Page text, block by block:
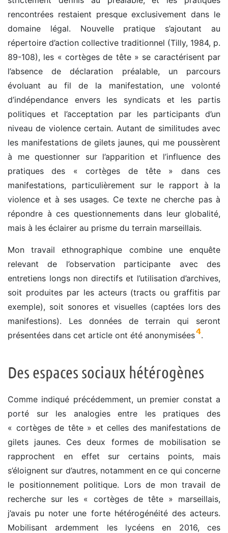
rencontrées restaient presque exclusivement dans le
domaine légal. Nouvelle pratique s’ajoutant au
répertoire d’action collective traditionnel (Tilly, 1984, p.
89-108), les « cortèges de tête » se caractérisent par
l’absence de déclaration préalable, un parcours
évoluant au fil de la manifestation, une volonté
d’indépendance envers les syndicats et les partis
politiques et l’acceptation par les participants d’un
niveau de violence certain. Autant de similitudes avec
les manifestations de gilets jaunes, qui me poussèrent
à me questionner sur l’apparition et l’influence des
pratiques des « cortèges de tête » dans ces
manifestations, particulièrement sur le rapport à la
violence et à ses usages. Ce texte ne cherche pas à
répondre à ces questionnements dans leur globalité,
mais à les éclairer au prisme du terrain marseillais.
Mon travail ethnographique combine une enquête
relevant de l’observation participante avec des
entretiens longs non directifs et l’utilisation d’archives,
soit produites par les acteurs (tracts ou graffitis par
exemple), soit sonores et visuelles (captées lors des
manifestions). Les données de terrain qui seront
présentées dans cet article ont été anonymisées4.
Des espaces sociaux hétérogènes
Comme indiqué précédemment, un premier constat a
porté sur les analogies entre les pratiques des
« cortèges de tête » et celles des manifestations de
gilets jaunes. Ces deux formes de mobilisation se
rapprochent en effet sur certains points, mais
s’éloignent sur d’autres, notamment en ce qui concerne
le positionnement politique. Lors de mon travail de
recherche sur les « cortèges de tête » marseillais,
j’avais pu noter une forte hétérogénéité des acteurs.
Mobilisant ardemment les lycéens en 2016, ces